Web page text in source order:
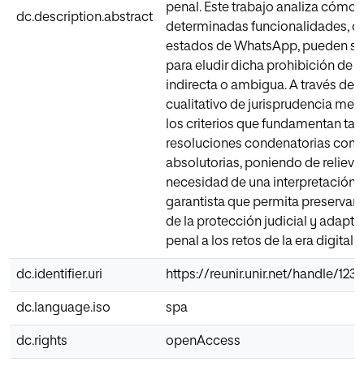
dc.description.abstract
penal. Este trabajo analiza cómo
determinadas funcionalidades,
estados de WhatsApp, pueden
para eludir dicha prohibición de
indirecta o ambigua. A través de
cualitativo de jurisprudencia
los criterios que fundamentan
resoluciones condenatorias
absolutorias, poniendo de relieve
necesidad de una interpretación
garantista que permita preservar
de la protección judicial y
penal a los retos de la era digital.
dc.identifier.uri https://reunir.unir.net/handle/
dc.language.iso spa
dc.rights openAccess